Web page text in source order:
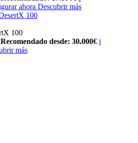
ahora Descubrir más
100
100
desde: 30.000€ i
más